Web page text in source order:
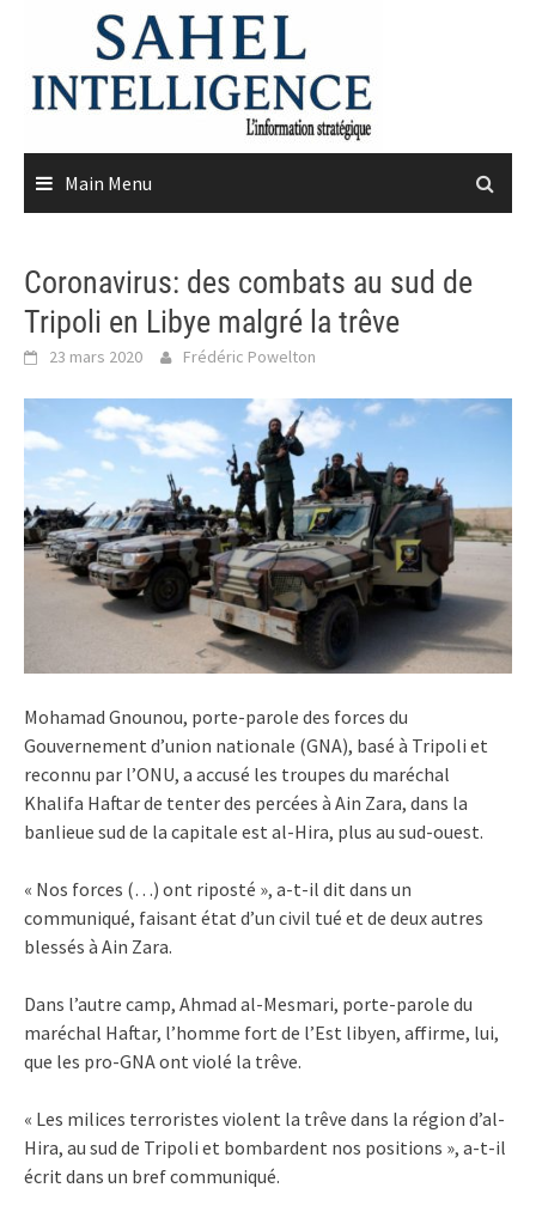
content
Main Menu
Coronavirus: des combats au sud de
Tripoli en Libye malgré la trêve
23 mars 2020 Frédéric Powelton
Mohamad Gnounou, porte-parole des forces du
Gouvernement d’union nationale (GNA), basé à Tripoli et
reconnu par l’ONU, a accusé les troupes du maréchal
Khalifa Haftar de tenter des percées à Ain Zara, dans la
banlieue sud de la capitale est al-Hira, plus au sud-ouest.
« Nos forces (…) ont riposté », a-t-il dit dans un
communiqué, faisant état d’un civil tué et de deux autres
blessés à Ain Zara.
Dans l’autre camp, Ahmad al-Mesmari, porte-parole du
maréchal Haftar, l’homme fort de l’Est libyen, affirme, lui,
que les pro-GNA ont violé la trêve.
« Les milices terroristes violent la trêve dans la région d’al-
Hira, au sud de Tripoli et bombardent nos positions », a-t-il
écrit dans un bref communiqué.